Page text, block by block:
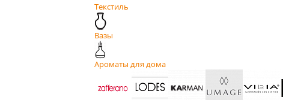
Текстиль
Вазы
Ароматы для дома